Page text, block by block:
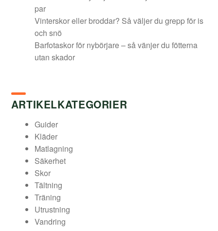
par
Vinterskor eller broddar? Så väljer du grepp för is
och snö
Barfotaskor för nybörjare – så vänjer du fötterna
utan skador
ARTIKELKATEGORIER
Guider
Kläder
Matlagning
Säkerhet
Skor
Tältning
Träning
Utrustning
Vandring